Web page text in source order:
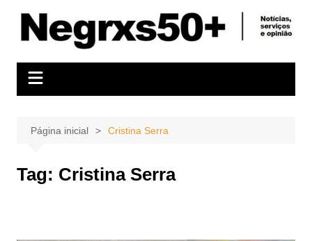
conteúdo
Página inicial Cristina Serra
Tag: Cristina Serra